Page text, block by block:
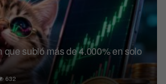
subió más de 4.000% en solo
632